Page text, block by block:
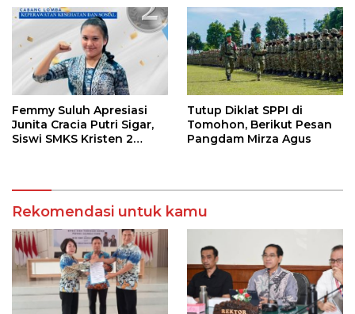
Pramuka
Femmy Suluh Apresiasi
Junita Cracia Putri Sigar,
Siswi SMKS Kristen 2
Tutup Diklat SPPI di
Tomohon, Berikut Pesan
Pangdam Mirza Agus
Rekomendasi untuk kamu